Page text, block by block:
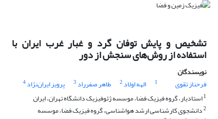
تشخیص و پایش توفان گرد و غبار غرب ایران با
استفاده از روش‌‌‌های سنجش از دور
نویسندگان
فرحناز تقوی
1 الهه اولاد 2 طاهر صفرراد 3 پرویز ایران‌نژاد4
1استادیار، گروه فیزیک فضا، موسسه ژئوفیزیک دانشگاه تهران، ایران
2دانشجوی کارشناسی ارشد هواشناسی، گروه فیزیک فضا، موسسه